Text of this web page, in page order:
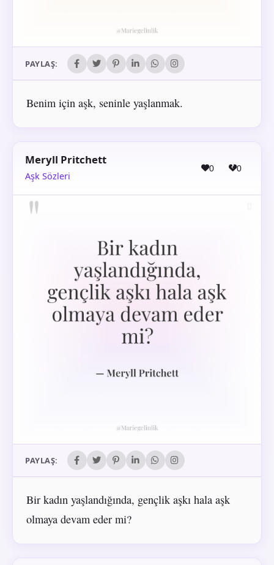
PAYLAŞ:
Benim için aşk, seninle yaşlanmak.
Meryll Pritchett
Aşk Sözleri
0 0
PAYLAŞ:
Bir kadın yaşlandığında, gençlik aşkı hala aşk
olmaya devam eder mi?